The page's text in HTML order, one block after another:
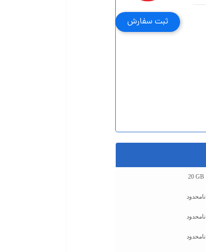
ثبت سفارش
20 GB
نامحدود
نامحدود
نامحدود